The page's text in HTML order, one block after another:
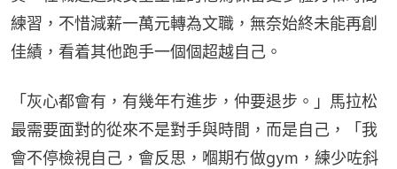
練習，不惜減薪一萬元轉為文職，無奈始終未能再創
佳績，看着其他跑手一個個超越自己。
「灰心都會有，有幾年冇進步，仲要退步。」馬拉松
最需要面對的從來不是對手與時間，而是自己，「我
會不停檢視自己，會反思，嗰期冇做gym，練少咗斜